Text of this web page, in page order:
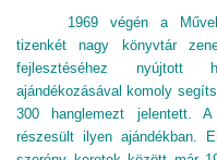
1969 végén a
tizenkét nagy könyvtár
fejlesztéséhez nyújtott
ajándékozásával komoly
300 hanglemezt jelentett.
részesült ilyen ajándékban.